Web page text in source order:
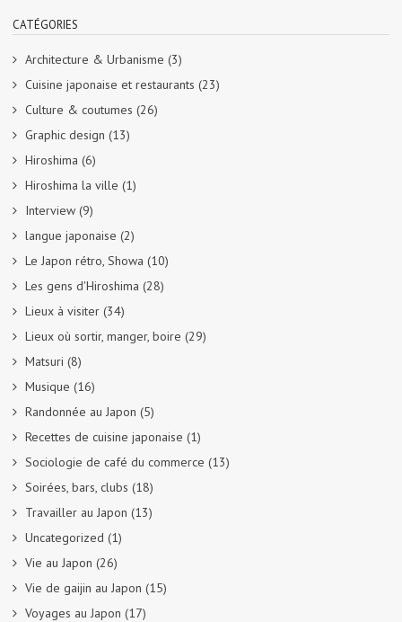
CATÉGORIES
Architecture & Urbanisme (3)
Cuisine japonaise et restaurants (23)
Culture & coutumes (26)
Graphic design (13)
Hiroshima (6)
Hiroshima la ville (1)
Interview (9)
langue japonaise (2)
Le Japon rétro, Showa (10)
Les gens d'Hiroshima (28)
Lieux à visiter (34)
Lieux où sortir, manger, boire (29)
Matsuri (8)
Musique (16)
Randonnée au Japon (5)
Recettes de cuisine japonaise (1)
Sociologie de café du commerce (13)
Soirées, bars, clubs (18)
Travailler au Japon (13)
Uncategorized (1)
Vie au Japon (26)
Vie de gaijin au Japon (15)
Voyages au Japon (17)